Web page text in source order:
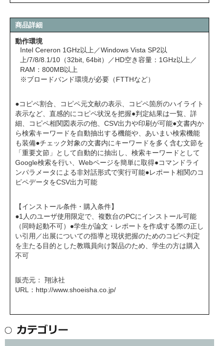
商品詳細
動作環境
Intel Cereron 1GHz以上／Windows Vista SP2以
上/7/8/8.1/10（32bit, 64bit）／HD空き容量：1GHz以上／
RAM：800MB以上
※ブロードバンド環境が必要（FTTHなど）
●コピペ割合、コピペ元文献の表示、コピペ箇所のハイライト
表示など、直感的にコピペ状況を把握●判定結果は一覧、詳
細、コピペ相関図表示の他、CSV出力や印刷が可能●文書内か
ら検索キーワードを自動抽出する機能や、あいまい検索機能
も装備●チェック対象の文書内にキーワードを多く含む文節を
「重要文節」として自動的に抽出し、検索キーワードとして
Google検索を行い、Webページを簡単に取得●コマンドライ
ンパラメータによる非対話形式で実行可能●レポート相関のコ
ピペデータをCSV出力可能
【インストール条件・購入条件】
●1人のユーザ使用限定で、複数台のPCにインストール可能
（同時起動不可）●学生が論文・レポートを作成する際の正し
い引用／出展についての指導と現状把握のためのコピペ判定
を主たる目的とした教職員向け製品のため、学生の方は購入
不可
販売元： 翔泳社
URL： http://www.shoeisha.co.jp/